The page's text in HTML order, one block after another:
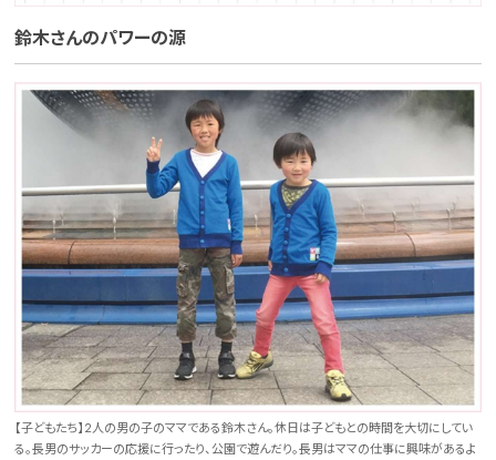
鈴木さんのパワーの源
【子どもたち】2人の男の子のママである鈴木さん。休日は子どもとの時間を大切にしてい
る。長男のサッカーの応援に行ったり、公園で遊んだり。長男はママの仕事に興味があるよ